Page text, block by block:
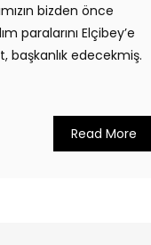
bizden önce
paralarını Elçibey’e
başkanlık edecekmiş.
Read More